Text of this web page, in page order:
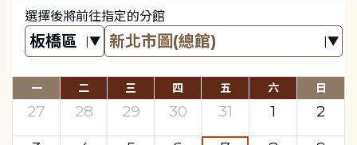
選擇後將前往指定的分館
一 二 三 四 五 六 日
27 28 29 30 31 1
2